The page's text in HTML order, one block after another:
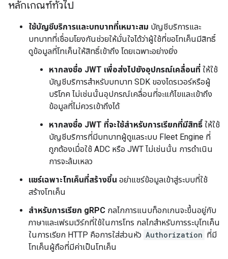
หลักเกณฑ์ทั่วไป
ใช้บัญชีบริการและบทบาทที่เหมาะสม บัญชีบริการและ
บทบาทที่เชื่อมโยงกันช่วยให้มั่นใจได้ว่าผู้ใช้ที่ขอโทเค็นมีสิทธิ์
ดูข้อมูลที่โทเค็นให้สิทธิ์เข้าถึง โดยเฉพาะอย่างยิ่ง
หากลงชื่อ JWT เพื่อส่งไปยังอุปกรณ์เคลื่อนที่ ให้ใช้
บัญชีบริการสำหรับบทบาท SDK ของไดรเวอร์หรือผู้
บริโภค ไม่เช่นนั้นอุปกรณ์เคลื่อนที่จะแก้ไขและเข้าถึง
ข้อมูลที่ไม่ควรเข้าถึงได้
หากลงชื่อ JWT ที่จะใช้สำหรับการเรียกที่มีสิทธิ์ ให้ใช้
บัญชีบริการที่มีบทบาทผู้ดูแลระบบ Fleet Engine ที่
ถูกต้องเมื่อใช้ ADC หรือ JWT ไม่เช่นนั้น การดำเนิน
การจะล้มเหลว
แชร์เฉพาะโทเค็นที่สร้างขึ้น อย่าแชร์ข้อมูลเข้าสู่ระบบที่ใช้
สร้างโทเค็น
สำหรับการเรียก gRPC กลไกการแนบท็อกเกนจะขึ้นอยู่กับ
ภาษาและเฟรมเวิร์กที่ใช้ในการโทร กลไกสำหรับการระบุโทเค็น
ในการเรียก HTTP คือการใส่ส่วนหัว Authorization ที่มี
โทเค็นผู้ถือที่มีค่าเป็นโทเค็น